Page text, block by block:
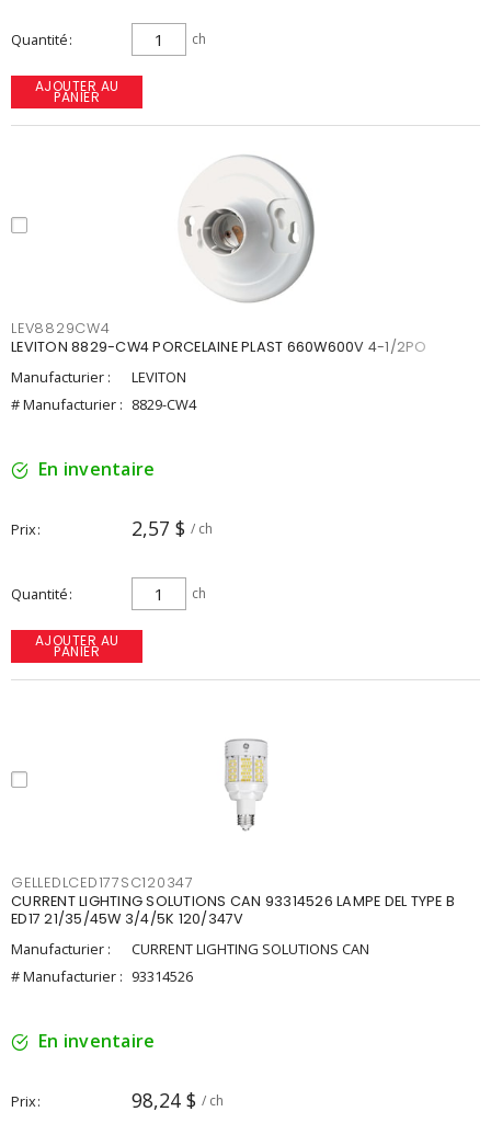
Quantité ch
AJOUTER AU
PANIER
LEV8829CW4
LEVITON 8829-CW4 PORCELAINE PLAST 660W600V 4-1/2PO
Manufacturier :
LEVITON
# Manufacturier : 8829-CW4
En inventaire
Prix 2,57 $ / ch
Quantité ch
AJOUTER AU
PANIER
GELLEDLCED177SC120347
CURRENT LIGHTING SOLUTIONS CAN 93314526 LAMPE DEL TYPE B
ED17 21/35/45W 3/4/5K 120/347V
Manufacturier :
CURRENT LIGHTING SOLUTIONS CAN
# Manufacturier : 93314526
En inventaire
Prix 98,24 $ / ch